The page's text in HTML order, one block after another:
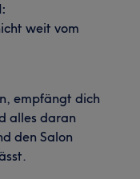
weit vom
empfängt dich
alles daran
den Salon